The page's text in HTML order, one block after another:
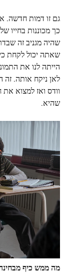
כך מכוננות בחייו
שהיה מגניב זה
שאתה יכול לקחת
הייתה לנו את
וודס ואז למצוא
שהיא.
מהממש כיף